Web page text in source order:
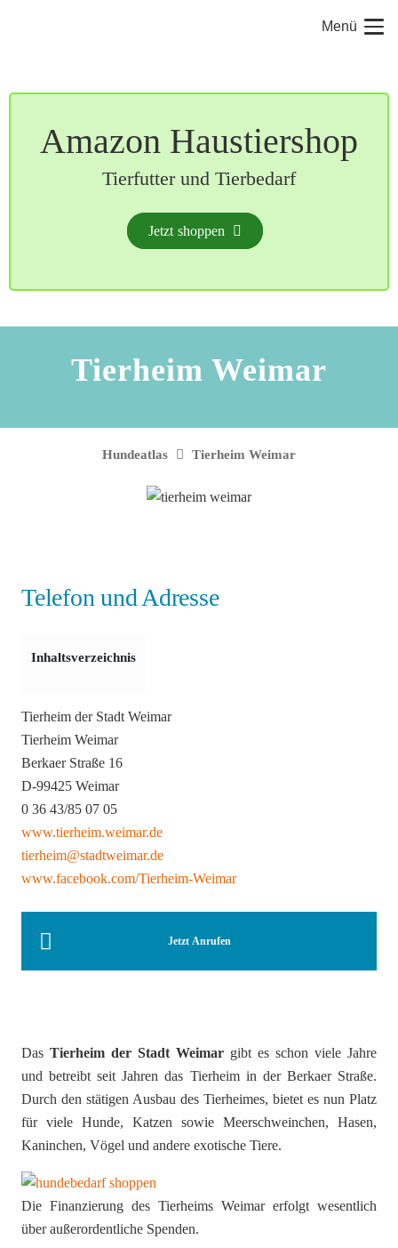
Menü
Amazon Haustiershop
Tierfutter und Tierbedarf
Jetzt shoppen
Tierheim Weimar
Hundeatlas Tierheim Weimar
Telefon und Adresse
Inhaltsverzeichnis
Tierheim der Stadt Weimar
Tierheim Weimar
Berkaer Straße 16
D-99425 Weimar
0 36 43/85 07 05
www.tierheim.weimar.de
tierheim@stadtweimar.de
www.facebook.com/Tierheim-Weimar
Jetzt Anrufen
Das Tierheim der Stadt Weimar gibt es schon viele Jahre
und betreibt seit Jahren das Tierheim in der Berkaer Straße.
Durch den stätigen Ausbau des Tierheimes, bietet es nun Platz
für viele Hunde, Katzen sowie Meerschweinchen, Hasen,
Kaninchen, Vögel und andere exotische Tiere.
Die Finanzierung des Tierheims Weimar erfolgt wesentlich
über außerordentliche Spenden.